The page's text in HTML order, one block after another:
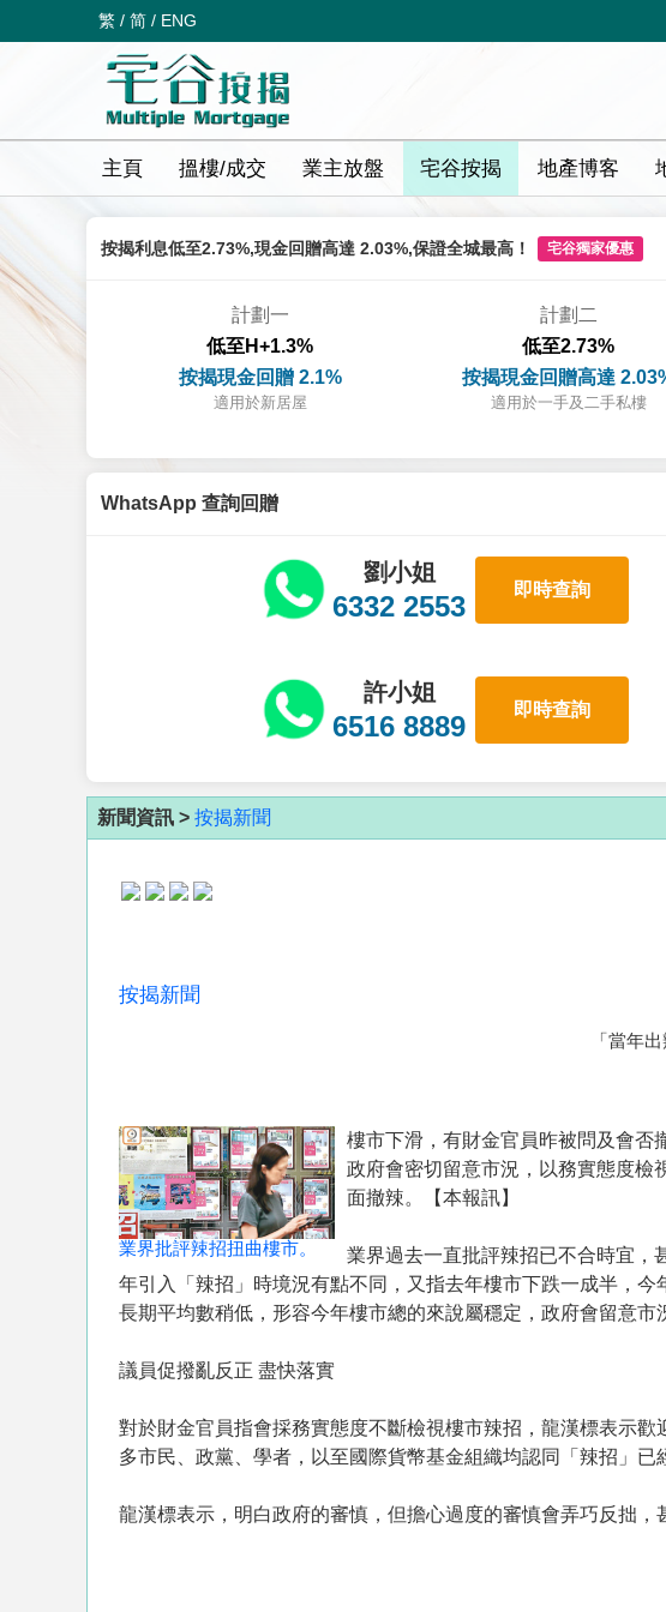
繁 / 简 / ENG
主頁 搵樓/成交 業主放盤 宅谷按揭 地產博客
按揭利息低至2.73%,現金回贈高達 2.03%,保證全城最高！ 宅谷獨家優惠
計劃一
低至H+1.3%
按揭現金回贈 2.1%
適用於新居屋
計劃二
低至2.73%
按揭現金回贈高達
適用於一手及二手私樓
WhatsApp 查詢回贈
劉小姐
6332 2553
即時查詢
許小姐
6516 8889
即時查詢
新聞資訊 > 按揭新聞
按揭新聞
「當年
業界批評辣招扭曲樓市。
樓市下滑，有財金官員昨被問及會否
政府會密切留意市況，以務實態度檢
面撤辣。【本報訊】
業界過去一直批評辣招已不合時宜，
年引入「辣招」時境況有點不同，又指去年樓市下跌一成半，
長期平均數稍低，形容今年樓市總的來說屬穩定，政府會留意市
議員促撥亂反正 盡快落實
對於財金官員指會採務實態度不斷檢視樓市辣招，龍漢標表示
多市民、政黨、學者，以至國際貨幣基金組織均認同「辣招」已
龍漢標表示，明白政府的審慎，但擔心過度的審慎會弄巧反拙